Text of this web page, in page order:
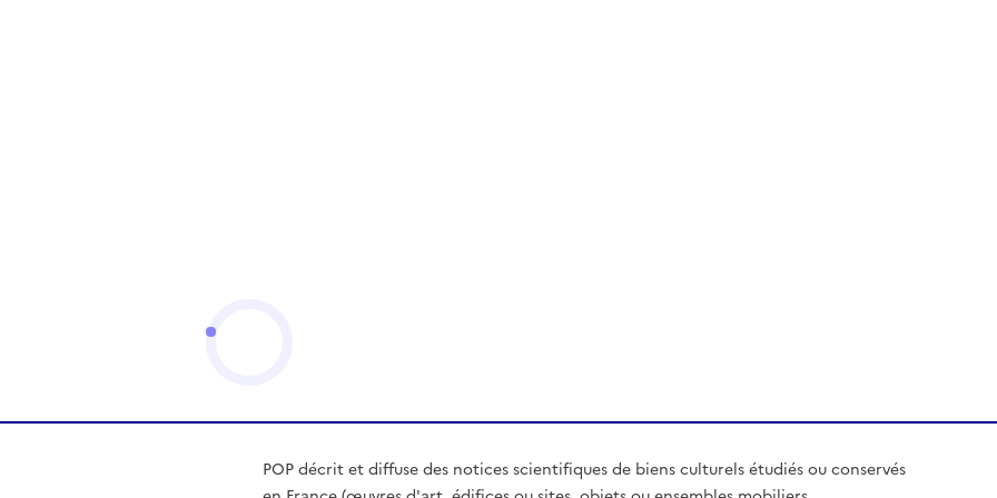
POP décrit et diffuse des notices scientifiques de biens culturels étudiés ou conservés